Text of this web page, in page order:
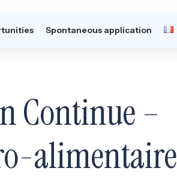
Spontaneous application
Continue –
alimentaire